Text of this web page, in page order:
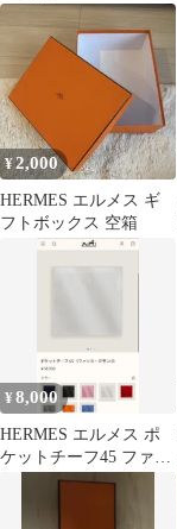
¥2,000
HERMES エルメス ギ
フトボックス 空箱
¥8,000
HERMES エルメス ポ
ケットチーフ45 ファソ
ネグランH シルク ホワ